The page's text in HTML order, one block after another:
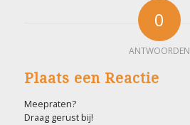
0
ANTWOORDEN
Plaats een Reactie
Meepraten?
Draag gerust bij!